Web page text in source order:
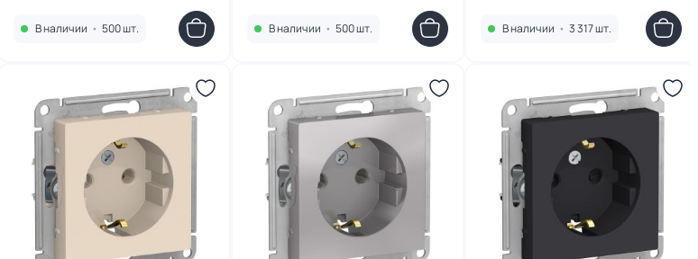
В наличии • 500 шт.
крышкой и шторками Werkel
В наличии • 500 шт. В наличии • 3 317 шт.